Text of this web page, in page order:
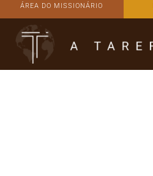
ÁREA DO MISSIONÁRIO